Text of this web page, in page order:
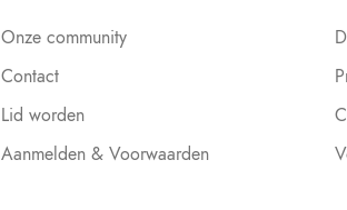
Onze community
Contact
Lid worden
Aanmelden & Voorwaarden